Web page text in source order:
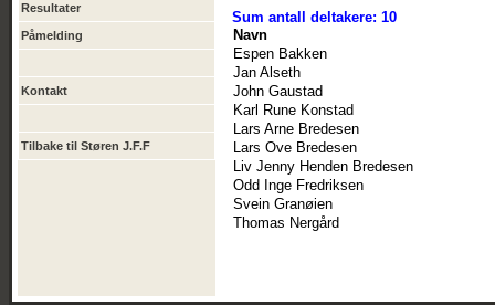
Resultater
Påmelding
Kontakt
Tilbake til Støren J.F.F
Sum antall deltakere: 10
Navn
Espen Bakken
Jan Alseth
John Gaustad
Karl Rune Konstad
Lars Arne Bredesen
Lars Ove Bredesen
Liv Jenny Henden Bredesen
Odd Inge Fredriksen
Svein Granøien
Thomas Nergård